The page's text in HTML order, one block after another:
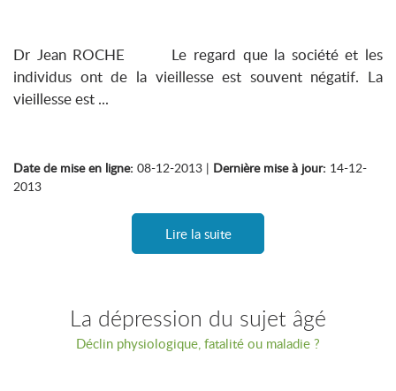
Dr Jean ROCHE Le regard que la société et les
individus ont de la vieillesse est souvent négatif. La
vieillesse est ...
Date de mise en ligne: 08-12-2013 | Dernière mise à jour: 14-12-
2013
Lire la suite
La dépression du sujet âgé
Déclin physiologique, fatalité ou maladie ?